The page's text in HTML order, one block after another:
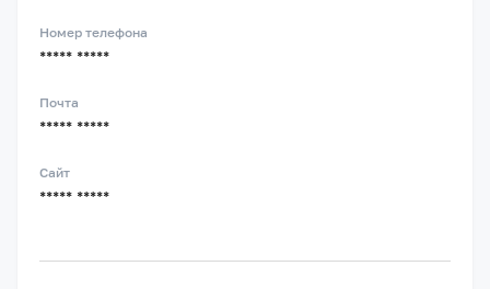
Номер телефона
***** *****
Почта
***** *****
Сайт
***** *****